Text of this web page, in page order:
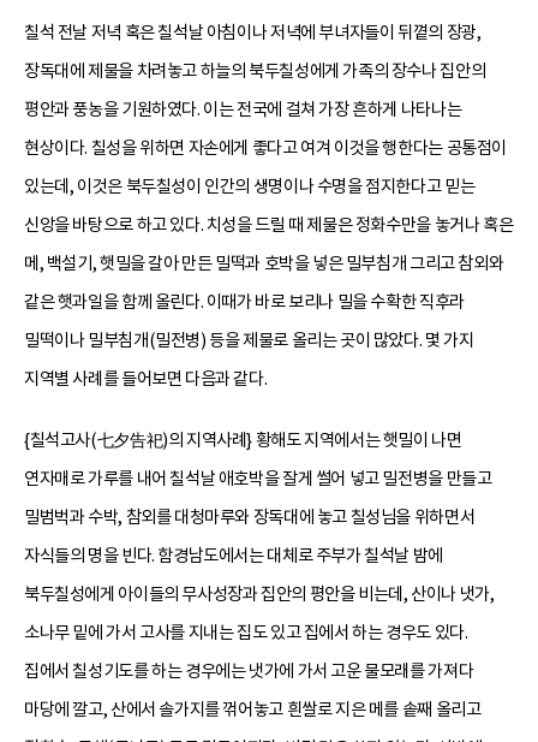
칠석 전날 저녁 혹은 칠석날 아침이나 저녁에 부녀자들이 뒤꼍의 장광,
장독대에 제물을 차려놓고 하늘의 북두칠성에게 가족의 장수나 집안의
평안과 풍농을 기원하였다. 이는 전국에 걸쳐 가장 흔하게 나타나는
현상이다. 칠성을 위하면 자손에게 좋다고 여겨 이것을 행한다는 공통점이
있는데, 이것은 북두칠성이 인간의 생명이나 수명을 점지한다고 믿는
신앙을 바탕으로 하고 있다. 치성을 드릴 때 제물은 정화수만을 놓거나 혹은
메, 백설기, 햇밀을 갈아 만든 밀떡과 호박을 넣은 밀부침개 그리고 참외와
같은 햇과일을 함께 올린다. 이때가 바로 보리나 밀을 수확한 직후라
밀떡이나 밀부침개(밀전병) 등을 제물로 올리는 곳이 많았다. 몇 가지
지역별 사례를 들어보면 다음과 같다.
{칠석고사(七夕告祀)의 지역사례} 황해도 지역에서는 햇밀이 나면
연자매로 가루를 내어 칠석날 애호박을 잘게 썰어 넣고 밀전병을 만들고
밀범벅과 수박, 참외를 대청마루와 장독대에 놓고 칠성님을 위하면서
자식들의 명을 빈다. 함경남도에서는 대체로 주부가 칠석날 밤에
북두칠성에게 아이들의 무사성장과 집안의 평안을 비는데, 산이나 냇가,
소나무 밑에 가서 고사를 지내는 집도 있고 집에서 하는 경우도 있다.
집에서 칠성기도를 하는 경우에는 냇가에 가서 고운 물모래를 가져다
마당에 깔고, 산에서 솔가지를 꺾어놓고 흰쌀로 지은 메를 솥째 올리고